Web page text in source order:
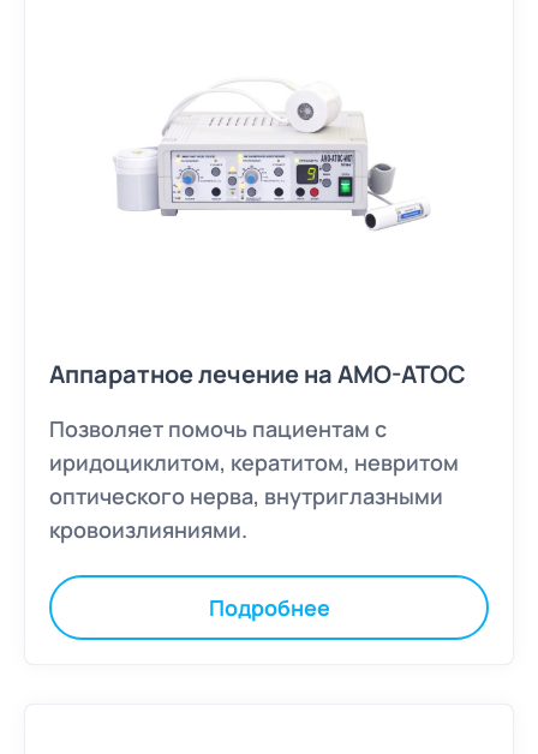
Аппаратное лечение на АМО-АТОС
Позволяет помочь пациентам с
иридоциклитом, кератитом, невритом
оптического нерва, внутриглазными
кровоизлияниями.
Подробнее